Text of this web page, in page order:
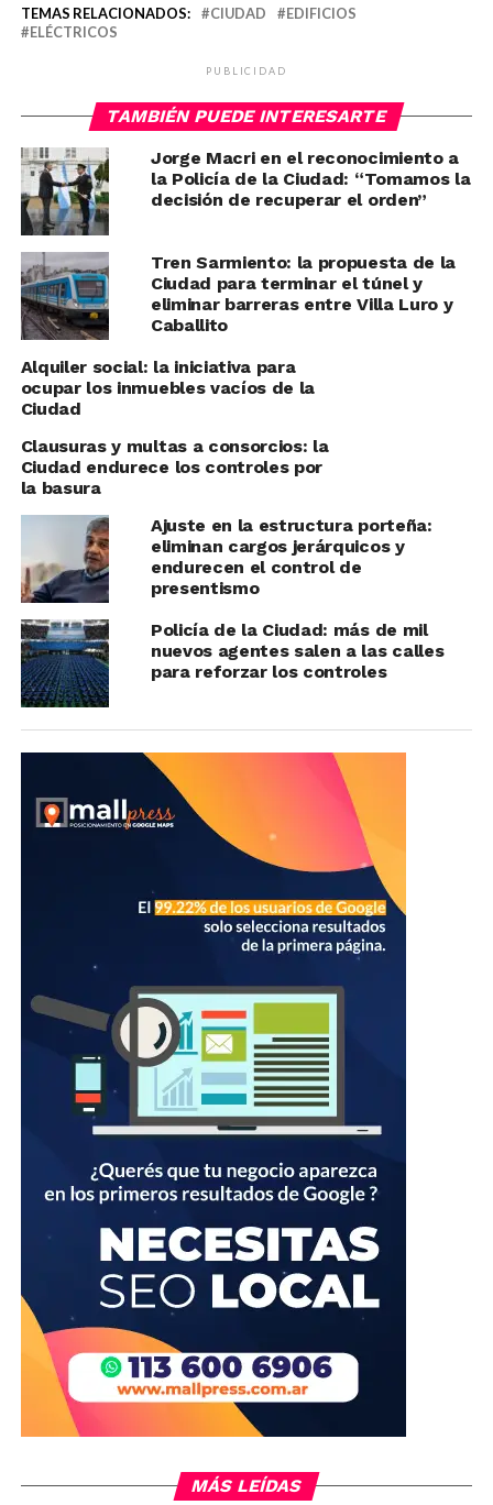
TEMAS RELACIONADOS: CIUDAD
EDIFICIOS
ELÉCTRICOS
PUBLICIDAD
TAMBIÉN PUEDE INTERESARTE
Jorge Macri en el reconocimiento a
la Policía de la Ciudad: “Tomamos la
decisión de recuperar el orden”
Tren Sarmiento: la propuesta de la
Ciudad para terminar el túnel y
eliminar barreras entre Villa Luro y
Caballito
Alquiler social: la iniciativa para
ocupar los inmuebles vacíos de la
Ciudad
Clausuras y multas a consorcios: la
Ciudad endurece los controles por
la basura
Ajuste en la estructura porteña:
eliminan cargos jerárquicos y
endurecen el control de
presentismo
Policía de la Ciudad: más de mil
nuevos agentes salen a las calles
para reforzar los controles
MÁS LEÍDAS